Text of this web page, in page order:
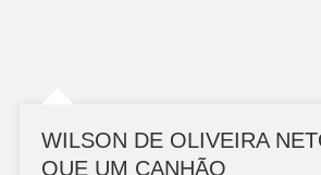
WILSON DE OLIVEIRA
QUE UM CANHÃO